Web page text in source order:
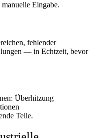
Eingabe.
fehlender
— in Echtzeit, bevor
Überhitzung
Teile.